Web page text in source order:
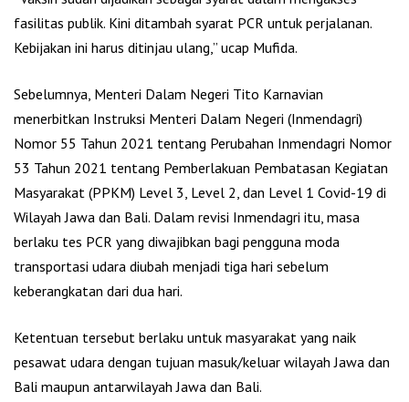
fasilitas publik. Kini ditambah syarat PCR untuk perjalanan.
Kebijakan ini harus ditinjau ulang,” ucap Mufida.
Sebelumnya, Menteri Dalam Negeri Tito Karnavian
menerbitkan Instruksi Menteri Dalam Negeri (Inmendagri)
Nomor 55 Tahun 2021 tentang Perubahan Inmendagri Nomor
53 Tahun 2021 tentang Pemberlakuan Pembatasan Kegiatan
Masyarakat (PPKM) Level 3, Level 2, dan Level 1 Covid-19 di
Wilayah Jawa dan Bali. Dalam revisi Inmendagri itu, masa
berlaku tes PCR yang diwajibkan bagi pengguna moda
transportasi udara diubah menjadi tiga hari sebelum
keberangkatan dari dua hari.
Ketentuan tersebut berlaku untuk masyarakat yang naik
pesawat udara dengan tujuan masuk/keluar wilayah Jawa dan
Bali maupun antarwilayah Jawa dan Bali.